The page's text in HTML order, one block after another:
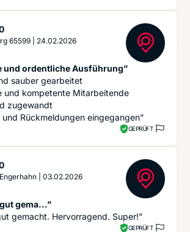
Sterne
65599 24.02.2026
und ordentliche Ausführung”
sauber gearbeitet
und kompetente Mitarbeitende
zugewandt
Rückmeldungen eingegangen”
GEPRÜFT
Sterne
03.02.2026
gema...”
gemacht. Hervorragend. Super!”
GEPRÜFT